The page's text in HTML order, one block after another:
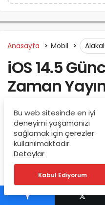
Anasayfa Mobil
iOS 14.5
Zaman
Tüm Bilinenler
Ekim tarafından Nisan
1
Bu web sitesinde en iyi
deneyimi yaşamanızı
sağlamak için çerezler
kullanılmaktadır.
Detaylar
Kabul Ediyorum